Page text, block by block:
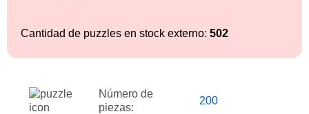
Cantidad de puzzles en stock externo: 502
Número de
piezas:
200